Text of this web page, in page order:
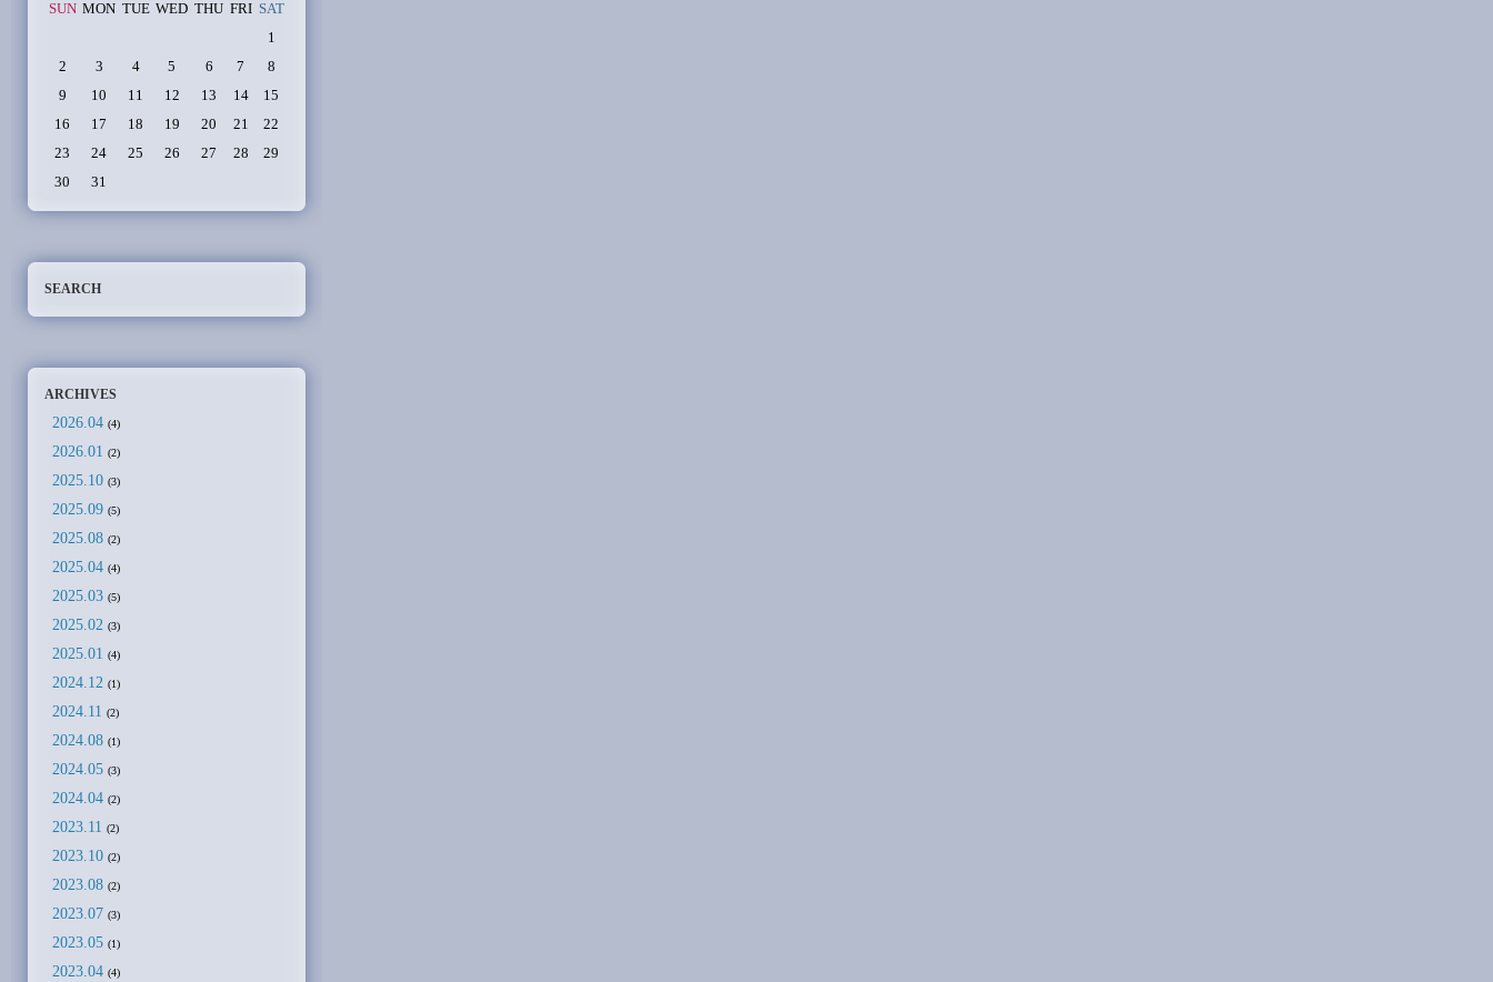
SUN MON TUE WED THU FRI SAT
1
2
3 4 5 6 7
8
9
10 11 12 13 14
15
16
17 18 19 20 21
22
23
24 25 26 27 28
29
30
31
SEARCH
ARCHIVES
2026.04 (4)
2026.01 (2)
2025.10 (3)
2025.09 (5)
2025.08 (2)
2025.04 (4)
2025.03 (5)
2025.02 (3)
2025.01 (4)
2024.12 (1)
2024.11 (2)
2024.08 (1)
2024.05 (3)
2024.04 (2)
2023.11 (2)
2023.10 (2)
2023.08 (2)
2023.07 (3)
2023.05 (1)
2023.04 (4)